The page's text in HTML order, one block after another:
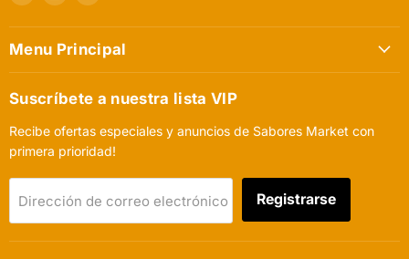
en
Facebook
en
InstagramWhatsApp
Menu Principal
Suscríbete a nuestra lista VIP
Recibe ofertas especiales y anuncios de Sabores Market con
primera prioridad!
Dirección de correo electrónico Registrarse